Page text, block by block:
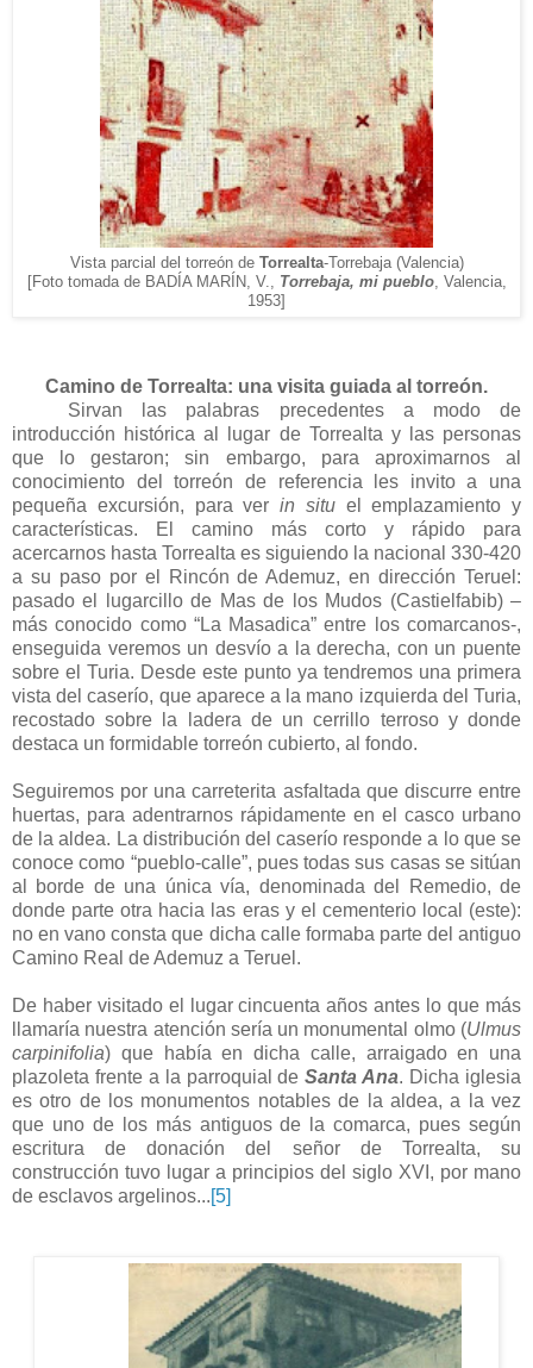
Vista parcial del torreón de Torrealta-Torrebaja (Valencia)
[Foto tomada de BADÍA MARÍN, V., Torrebaja, mi pueblo, Valencia,
1953]
Camino de Torrealta: una visita guiada al torreón.
Sirvan las palabras precedentes a modo de
introducción histórica al lugar de Torrealta y las personas
que lo gestaron; sin embargo, para aproximarnos al
conocimiento del torreón de referencia les invito a una
pequeña excursión, para ver in situel emplazamiento y
características. El camino más corto y rápido para
acercarnos hasta Torrealta es siguiendo la nacional 330-420
a su paso por el Rincón de Ademuz, en dirección Teruel:
pasado el lugarcillo de Mas de los Mudos (Castielfabib) –
más conocido como “La Masadica” entre los comarcanos-,
enseguida veremos un desvío a la derecha, con un puente
sobre el Turia. Desde este punto ya tendremos una primera
vista del caserío, que aparece a la mano izquierda del Turia,
recostado sobre la ladera de un cerrillo terroso y donde
destaca un formidable torreón cubierto, al fondo.
Seguiremos por una carreterita asfaltada que discurre entre
huertas, para adentrarnos rápidamente en el casco urbano
de la aldea. La distribución del caserío responde a lo que se
conoce como “pueblo-calle”, pues todas sus casas se sitúan
al borde de una única vía, denominada del Remedio, de
donde parte otra hacia las eras y el cementerio local (este):
no en vano consta que dicha calle formaba parte del antiguo
Camino Real de Ademuz a Teruel.
De haber visitado el lugar cincuenta años antes lo que más
llamaría nuestra atención sería un monumental olmo (Ulmus
carpinifolia) que había en dicha calle, arraigado en una
plazoleta frente a la parroquial deSanta Ana. Dicha iglesia
es otro de los monumentos notables de la aldea, a la vez
que uno de los más antiguos de la comarca, pues según
escritura de donación del señor de Torrealta, su
construcción tuvo lugar a principios del siglo XVI, por mano
de esclavos argelinos...[5]